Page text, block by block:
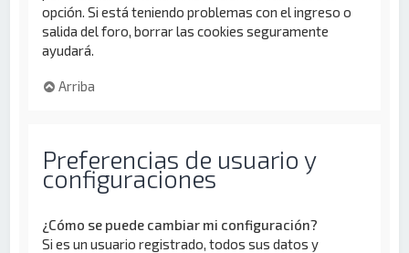
opción. Si está teniendo problemas con el ingreso o
salida del foro, borrar las cookies seguramente
ayudará.
Arriba
Preferencias de usuario y
configuraciones
¿Cómo se puede cambiar mi configuración?
Si es un usuario registrado, todos sus datos y